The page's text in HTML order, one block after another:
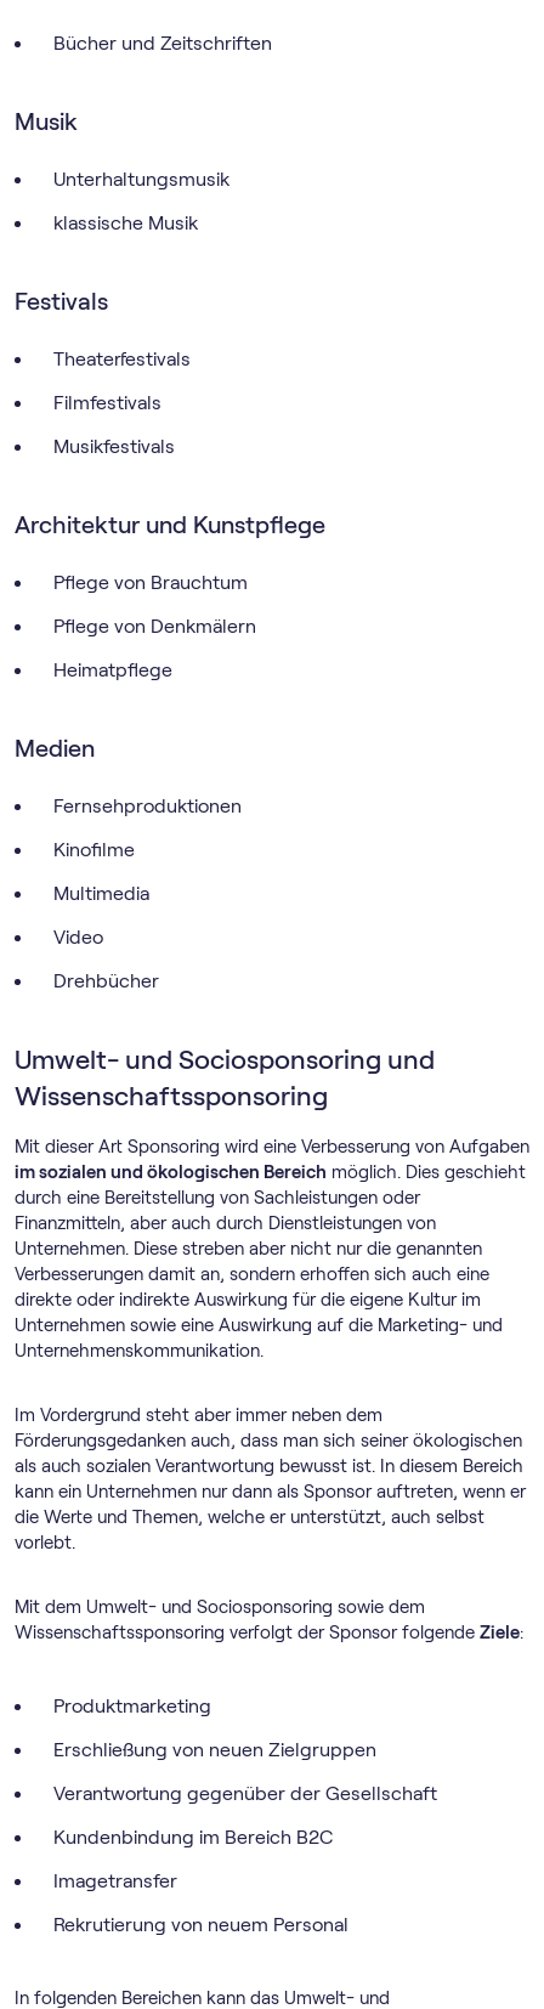
Bücher und Zeitschriften
Musik
Unterhaltungsmusik
klassische Musik
Festivals
Theaterfestivals
Filmfestivals
Musikfestivals
Architektur und Kunstpflege
Pflege von Brauchtum
Pflege von Denkmälern
Heimatpflege
Medien
Fernsehproduktionen
Kinofilme
Multimedia
Video
Drehbücher
Umwelt- und Sociosponsoring und
Wissenschaftssponsoring
Mit dieser Art Sponsoring wird eine Verbesserung von Aufgaben
im sozialen und ökologischen Bereich möglich. Dies geschieht
durch eine Bereitstellung von Sachleistungen oder
Finanzmitteln, aber auch durch Dienstleistungen von
Unternehmen. Diese streben aber nicht nur die genannten
Verbesserungen damit an, sondern erhoffen sich auch eine
direkte oder indirekte Auswirkung für die eigene Kultur im
Unternehmen sowie eine Auswirkung auf die Marketing- und
Unternehmenskommunikation.
Im Vordergrund steht aber immer neben dem
Förderungsgedanken auch, dass man sich seiner ökologischen
als auch sozialen Verantwortung bewusst ist. In diesem Bereich
kann ein Unternehmen nur dann als Sponsor auftreten, wenn er
die Werte und Themen, welche er unterstützt, auch selbst
vorlebt.
Mit dem Umwelt- und Sociosponsoring sowie dem
Wissenschaftssponsoring verfolgt der Sponsor folgende Ziele:
Produktmarketing
Erschließung von neuen Zielgruppen
Verantwortung gegenüber der Gesellschaft
Kundenbindung im Bereich B2C
Imagetransfer
Rekrutierung von neuem Personal
In folgenden Bereichen kann das Umwelt- und